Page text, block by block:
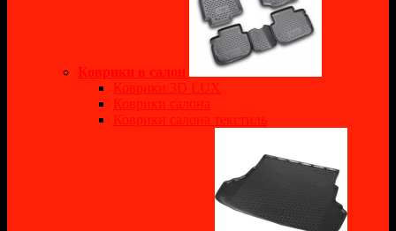
Коврики в салон
Коврики 3D LUX
Коврики салона
Коврики салона текстиль